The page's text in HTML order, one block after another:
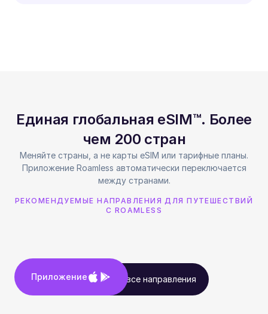
Единая глобальная eSIM™. Более
чем 200 стран
Меняйте страны, а не карты eSIM или тарифные планы.
Приложение Roamless автоматически переключается
между странами.
РЕКОМЕНДУЕМЫЕ НАПРАВЛЕНИЯ ДЛЯ ПУТЕШЕСТВИЙ
С ROAMLESS
Посмотреть все направления
Приложение